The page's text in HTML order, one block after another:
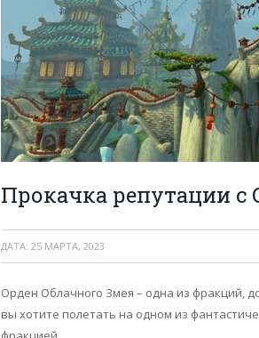
Прокачка репутации
ДАТА: 25 МАРТА, 2023
Орден Облачного Змея – одна из фракций,
вы хотите полетать на одном из